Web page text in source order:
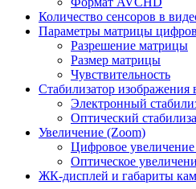
Количество сенсоров в
Параметры матрицы
Разрешение матрицы
Размер матрицы
Чувствительность
Стабилизатор изображения
Электронный
Оптический
Увеличение (Zoom)
Цифровое
Оптическое
ЖК-дисплей и габариты